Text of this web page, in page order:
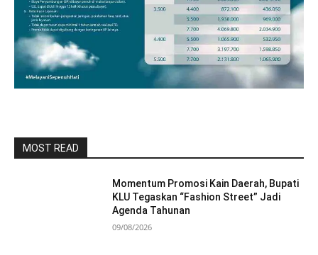
MOST READ
Momentum Promosi Kain Daerah, Bupati
KLU Tegaskan “Fashion Street” Jadi
Agenda Tahunan
09/08/2026